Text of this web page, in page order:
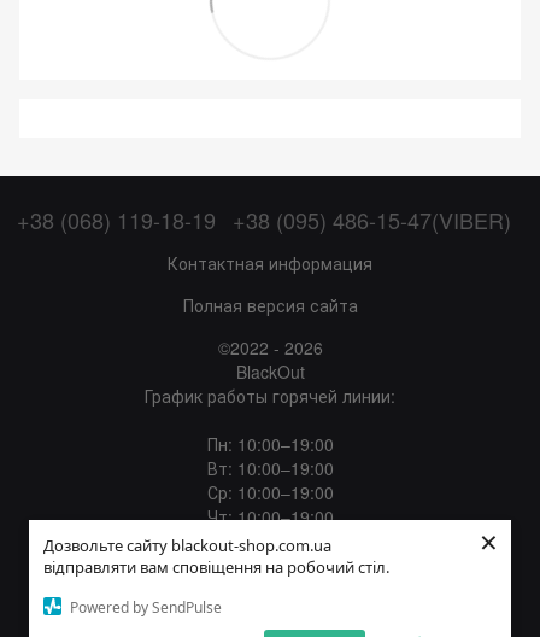
Дозвольте сайту blackout-shop.com.ua
відправляти вам сповіщення на робочий стіл.
Powered by SendPulse
×
+38 (068) 119-18-19 +38 (095) 486-15-47(VIBER)
Контактная информация
Полная версия сайта
©2022 - 2026
BlackOut
График работы горячей линии:
Пн: 10:00–19:00
Вт: 10:00–19:00
Ср: 10:00–19:00
Чт: 10:00–19:00
Пт: 10:00–19:00
Сб: 12:00–18:00
Рус